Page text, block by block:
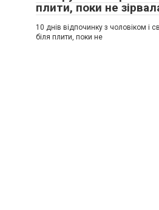
плити, поки не
10 днів відпочинку з чоловіком і
біля плити, поки не